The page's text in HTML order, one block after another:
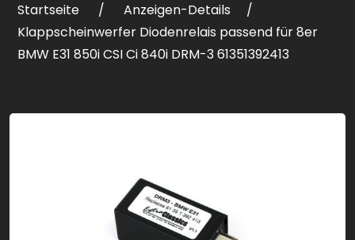
Startseite
Anzeigen-Details
Klappscheinwerfer Diodenrelais passend für 8er
BMW E31 850i CSI Ci 840i DRM-3 61351392413